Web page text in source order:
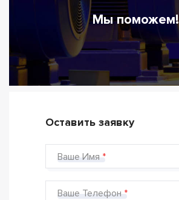
Мы поможем!
Оставить заявку
Ваше Имя
Ваше Телефон